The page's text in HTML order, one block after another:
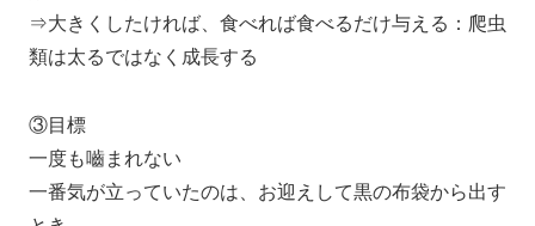
⇒大きくしたければ、食べれば食べるだけ与える：爬虫
類は太るではなく成長する
③目標
一度も嚙まれない
一番気が立っていたのは、お迎えして黒の布袋から出す